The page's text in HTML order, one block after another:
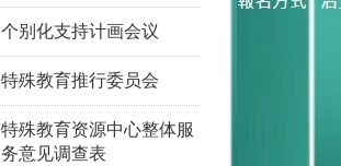
个别化支持计画会议
特殊教育推行委员会
特殊教育资源中心整体服
务意见调查表